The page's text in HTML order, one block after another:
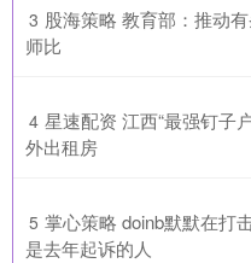
3 股海策略 教育部：推动
师比
4 星速配资 江西“最强钉子
外出租房
5 掌心策略 doinb默默在打
是去年起诉的人